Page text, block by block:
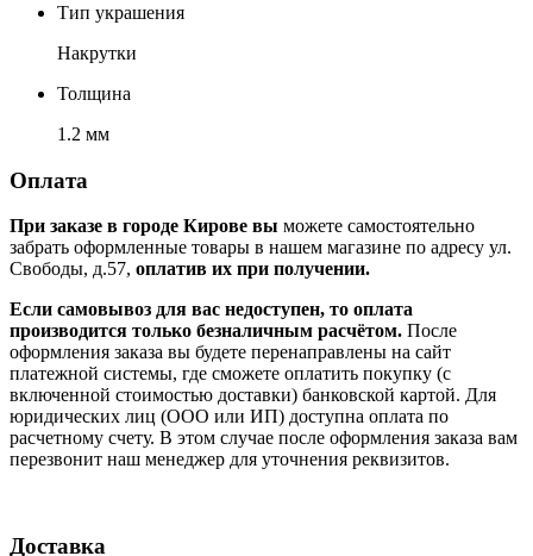
Тип украшения
Накрутки
Толщина
1.2 мм
Оплата
При заказе в городе Кирове вы можете самостоятельно
забрать оформленные товары в нашем магазине по адресу ул.
Свободы, д.57, оплатив их при получении.
Если самовывоз для вас недоступен, то оплата
производится только безналичным расчётом. После
оформления заказа вы будете перенаправлены на сайт
платежной системы, где сможете оплатить покупку (с
включенной стоимостью доставки) банковской картой. Для
юридических лиц (ООО или ИП) доступна оплата по
расчетному счету. В этом случае после оформления заказа вам
перезвонит наш менеджер для уточнения реквизитов.
Доставка